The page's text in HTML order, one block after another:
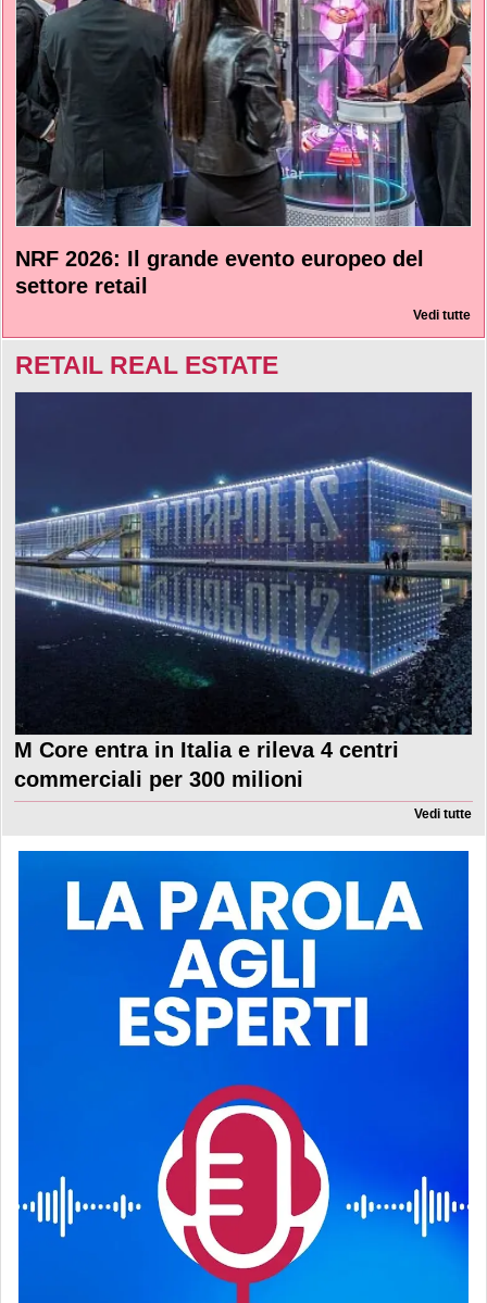
NRF 2026: Il grande evento europeo del
settore retail
Vedi tutte
RETAIL REAL ESTATE
M Core entra in Italia e rileva 4 centri
commerciali per 300 milioni
Vedi tutte